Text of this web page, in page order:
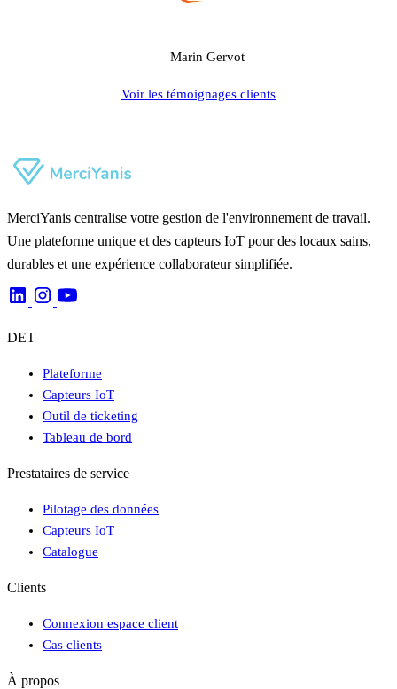
Marin Gervot
Voir les témoignages clients
MerciYanis centralise votre gestion de l'environnement de travail.
Une plateforme unique et des capteurs IoT pour des locaux sains,
durables et une expérience collaborateur simplifiée.
DET
Plateforme
Capteurs IoT
Outil de ticketing
Tableau de bord
Prestataires de service
Pilotage des données
Capteurs IoT
Catalogue
Clients
Connexion espace client
Cas clients
À propos